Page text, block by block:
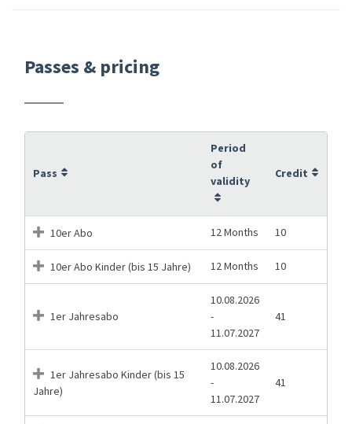
Passes & pricing
Pass
Period
of
validity
Credit
10er Abo 12 Months 10
10er Abo Kinder (bis 15 Jahre) 12 Months 10
1er Jahresabo
10.08.2026
-
11.07.2027
41
1er Jahresabo Kinder (bis 15
Jahre)
10.08.2026
-
11.07.2027
41